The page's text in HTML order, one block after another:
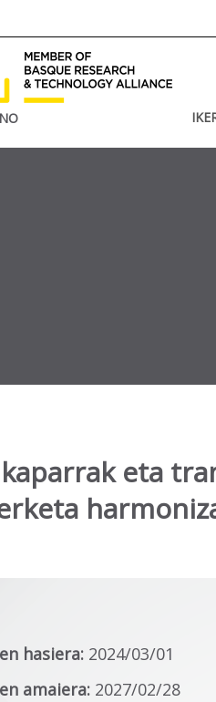
eta
hasiera: 2024/03/01
amaiera: 2027/02/28